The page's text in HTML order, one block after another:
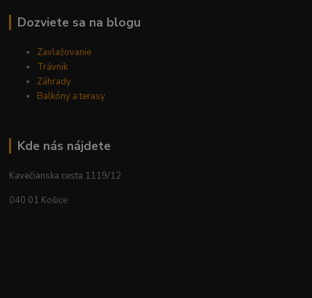
Dozviete sa na blogu
Zavlažovanie
Trávnik
Záhrady
Balkóny a terasy
Kde nás nájdete
Kavečianska cesta 1119/12
040 01 Košice